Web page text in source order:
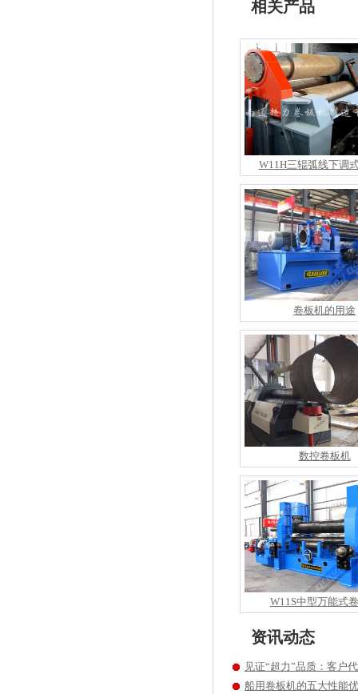
相关产品
W11H三辊弧线下调
卷板机的用途
数控卷板机
W11S中型万能式
资讯动态
见证“超力”品质：客户
船用卷板机的五大性能